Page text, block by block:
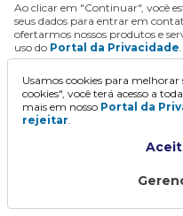
Ao clicar em "Continuar", você
seus dados para entrar em
ofertarmos nossos produtos e
uso do Portal da Privacidade.
Usamos cookies para
cookies", você terá acesso a
mais em nosso Portal da
rejeitar.